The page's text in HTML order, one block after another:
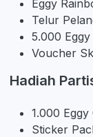
Eggy
Telur
5.000 Eggy
Voucher
Hadiah
1.000 Eggy
Sticker